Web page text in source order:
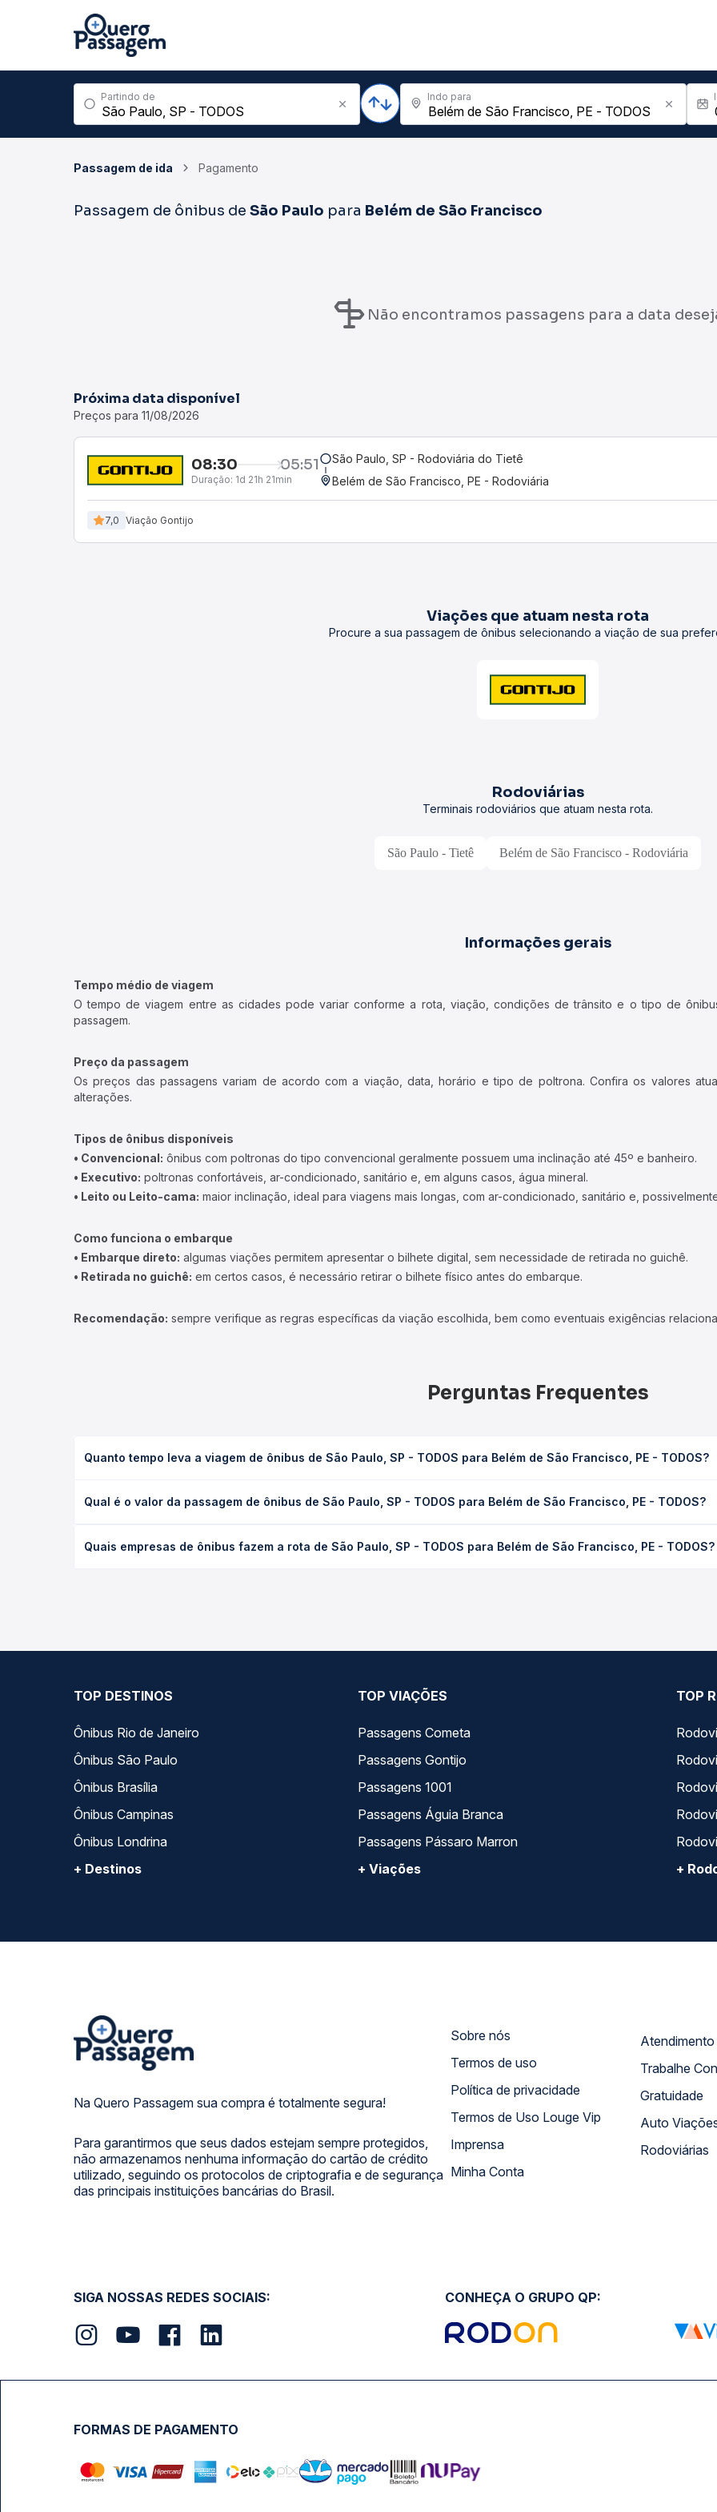
Partindo de Indo para
Passagem de ida Pagamento
Passagem de ônibus de São Paulo para Belém de São Francisco
Não encontramos passagens para a data
Próxima data disponível
Preços para 11/08/2026
08:30 05:51
Duração: 1d 21h 21min
São Paulo, SP - Rodoviária do Tietê
Belém de São Francisco, PE - Rodoviária
7,0 Viação Gontijo
Viações que atuam nesta rota
Procure a sua passagem de ônibus selecionando a viação de sua
Rodoviárias
Terminais rodoviários que atuam nesta rota.
São Paulo - Tietê Belém de São Francisco - Rodoviária
Informações gerais
Tempo médio de viagem
O tempo de viagem entre as cidades pode variar conforme a rota, viação, condições de trânsito e o tipo de
passagem.
Preço da passagem
Os preços das passagens variam de acordo com a viação, data, horário e tipo de poltrona. Confira os valores
alterações.
Tipos de ônibus disponíveis
• Convencional: ônibus com poltronas do tipo convencional geralmente possuem uma inclinação até 45º e banheiro.
• Executivo: poltronas confortáveis, ar-condicionado, sanitário e, em alguns casos, água mineral.
• Leito ou Leito-cama: maior inclinação, ideal para viagens mais longas, com ar-condicionado, sanitário e,
Como funciona o embarque
• Embarque direto: algumas viações permitem apresentar o bilhete digital, sem necessidade de retirada no guichê.
• Retirada no guichê: em certos casos, é necessário retirar o bilhete físico antes do embarque.
Recomendação: sempre verifique as regras específicas da viação escolhida, bem como eventuais exigências
Perguntas Frequentes
Quanto tempo leva a viagem de ônibus de São Paulo, SP - TODOS para Belém de São Francisco, PE - TODOS?
(convencional, executivo ou leito) e as condições de tráfego. Na Quero Passagem você consulta os horários
Qual é o valor da passagem de ônibus de São Paulo, SP - TODOS para Belém de São Francisco, PE - TODOS?
empresa, o tipo de poltrona e a antecedência da compra. Na Quero Passagem você compara os preços de todas as
Quais empresas de ônibus fazem a rota de São Paulo, SP - TODOS para Belém de São Francisco, PE - TODOS?
TOP DESTINOS
Ônibus Rio de Janeiro
Ônibus São Paulo
Ônibus Brasília
Ônibus Campinas
Ônibus Londrina
+ Destinos
TOP VIAÇÕES
Passagens Cometa
Passagens Gontijo
Passagens 1001
Passagens Águia Branca
Passagens Pássaro Marron
+ Viações
TOP
+
Na Quero Passagem sua compra é totalmente segura!
Para garantirmos que seus dados estejam sempre protegidos,
não armazenamos nenhuma informação do cartão de crédito
utilizado, seguindo os protocolos de criptografia e de segurança
das principais instituições bancárias do Brasil.
Sobre nós
Termos de uso
Política de privacidade
Termos de Uso Louge Vip
Imprensa
Minha Conta
Trabalhe
Gratuidade
Auto
Rodoviárias
SIGA NOSSAS REDES SOCIAIS: CONHEÇA O GRUPO QP:
FORMAS DE PAGAMENTO